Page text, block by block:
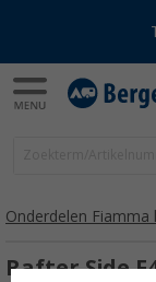
Onderdelen Fiamma
Rafter Side